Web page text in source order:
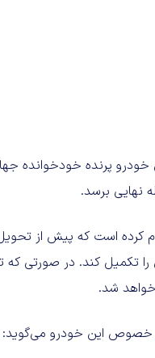
دیگر را انجام داده و ۱۲۰۰ گزارش
شد.